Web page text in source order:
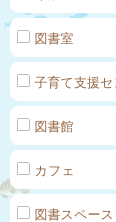
図書室
子育て支援
図書館
カフェ
図書スペース